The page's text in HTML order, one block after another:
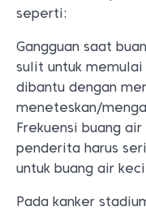
seperti:
Gangguan saat
sulit untuk memulai
dibantu dengan
meneteskan/
Frekuensi buang
penderita harus
untuk buang air
Pada kanker